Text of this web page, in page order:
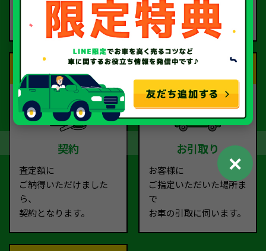
ご依頼ください。
お電話で回答いたしま
す。
Step.3
契約
査定額に
ご納得いただけました
ら、
契約となります。
Step.4
お引取り
お客様に
ご指定いただいた場所ま
で
お車の引取に伺います。
✕